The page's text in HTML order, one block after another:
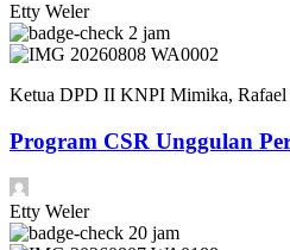
Etty Weler
2 jam
Ketua DPD II KNPI Mimika, Rafael
Program CSR Unggulan
Etty Weler
20 jam